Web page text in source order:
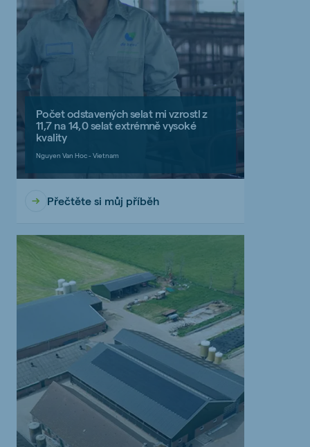
Počet odstavených selat mi vzrostl z
11,7 na 14,0 selat extrémně vysoké
kvality
Nguyen Van Hoc - Vietnam
Přečtěte si můj příběh